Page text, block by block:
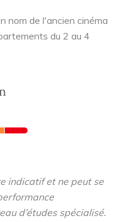
nom de l'ancien cinéma
du 2 au 4
indicatif et ne peut se
d’études spécialisé.